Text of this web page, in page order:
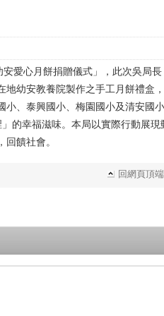
愛心月餅捐贈儀式」，此次吳局長
幼安教養院製作之手工月餅禮盒，
小、泰興國小、梅園國小及清安國小
的幸福滋味。本局以實際行動展現
饋社會。
回網頁頂端